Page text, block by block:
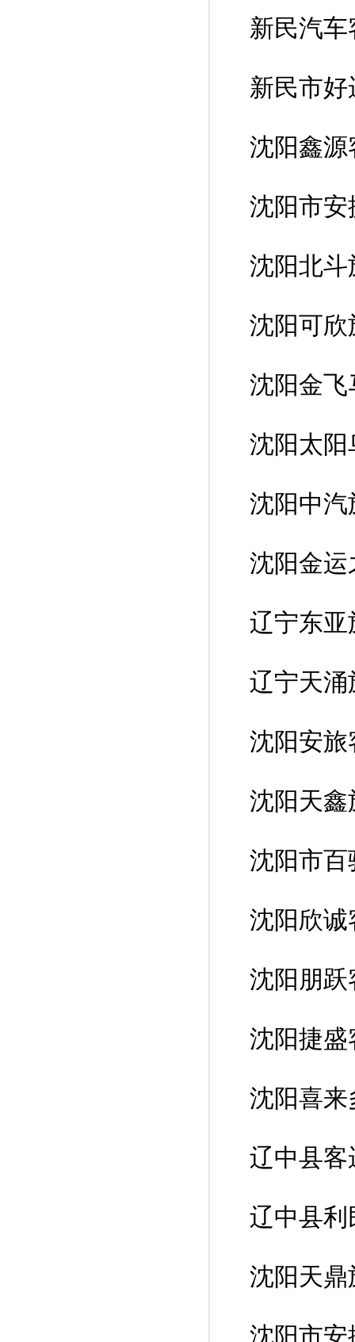
新民汽
新民市
沈阳鑫
沈阳市
沈阳北
沈阳可
沈阳金
沈阳太
沈阳中
沈阳金
辽宁东
辽宁天
沈阳安
沈阳天
沈阳市
沈阳欣
沈阳朋
沈阳捷
沈阳喜
辽中县客
辽中县
沈阳天
沈阳市